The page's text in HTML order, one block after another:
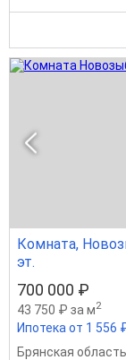
Комната,
эт.
700 000 ₽
43 750 ₽ за м2
Ипотека от 1 556
Брянская область